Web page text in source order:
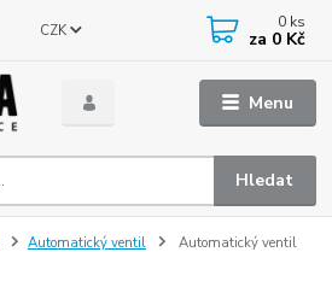
Menu
CZK
Hledat
0 ks
za 0 Kč
Automatický ventil
Automatický ventil